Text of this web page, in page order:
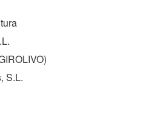
)
S.L.